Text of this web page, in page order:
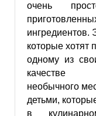
очень
ингредиентов.
которые хотят
одному из
качестве
необычного
детьми,
в